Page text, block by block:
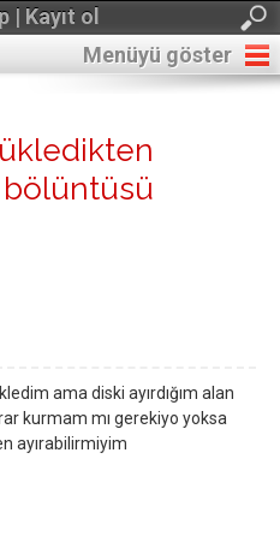
| Kayıt ol
Menüyü göster
ama diski ayırdığım alan
kurmam mı gerekiyo yoksa
ayırabilirmiyim